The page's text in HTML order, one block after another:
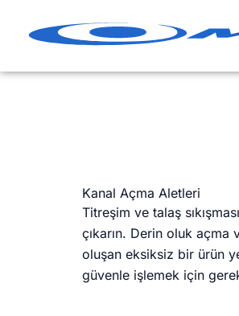
Kanal Açma Aletleri
Titreşim ve talaş
çıkarın. Derin oluk
oluşan eksiksiz bir ürün
güvenle işlemek için